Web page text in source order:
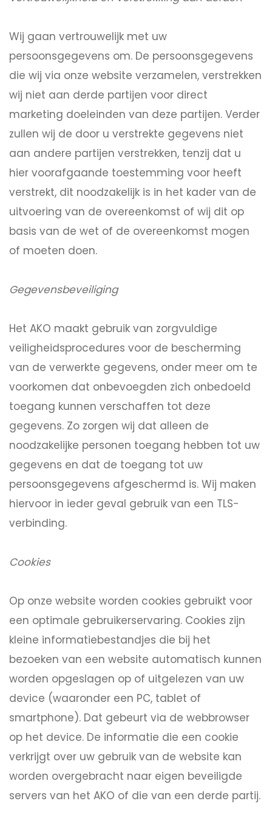
Wij gaan vertrouwelijk met uw
persoonsgegevens om. De persoonsgegevens
die wij via onze website verzamelen, verstrekken
wij niet aan derde partijen voor direct
marketing doeleinden van deze partijen. Verder
zullen wij de door u verstrekte gegevens niet
aan andere partijen verstrekken, tenzij dat u
hier voorafgaande toestemming voor heeft
verstrekt, dit noodzakelijk is in het kader van de
uitvoering van de overeenkomst of wij dit op
basis van de wet of de overeenkomst mogen
of moeten doen.
Gegevensbeveiliging
Het AKO maakt gebruik van zorgvuldige
veiligheidsprocedures voor de bescherming
van de verwerkte gegevens, onder meer om te
voorkomen dat onbevoegden zich onbedoeld
toegang kunnen verschaffen tot deze
gegevens. Zo zorgen wij dat alleen de
noodzakelijke personen toegang hebben tot uw
gegevens en dat de toegang tot uw
persoonsgegevens afgeschermd is. Wij maken
hiervoor in ieder geval gebruik van een TLS-
verbinding.
Cookies
Op onze website worden cookies gebruikt voor
een optimale gebruikerservaring. Cookies zijn
kleine informatiebestandjes die bij het
bezoeken van een website automatisch kunnen
worden opgeslagen op of uitgelezen van uw
device (waaronder een PC, tablet of
smartphone). Dat gebeurt via de webbrowser
op het device. De informatie die een cookie
verkrijgt over uw gebruik van de website kan
worden overgebracht naar eigen beveiligde
servers van het AKO of die van een derde partij.